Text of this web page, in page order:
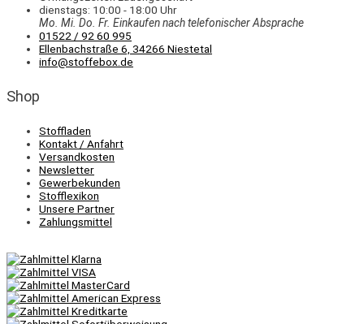
dienstags: 10:00 - 18:00 Uhr
Mo. Mi. Do. Fr. Einkaufennach telefonischer Absprache
01522 / 92 60 995
Ellenbachstraße 6, 34266 Niestetal
info@stoffebox.de
Shop
Stoffladen
Kontakt / Anfahrt
Versandkosten
Newsletter
Gewerbekunden
Stofflexikon
Unsere Partner
Zahlungsmittel